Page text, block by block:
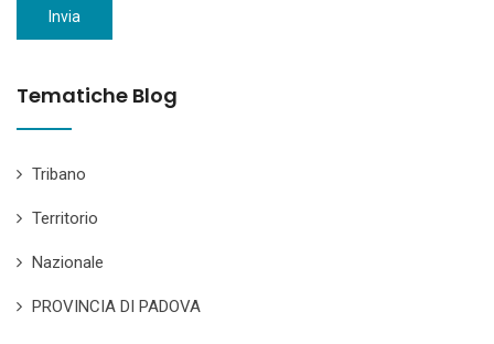
Invia
Tematiche Blog
Tribano
Territorio
Nazionale
PROVINCIA DI PADOVA